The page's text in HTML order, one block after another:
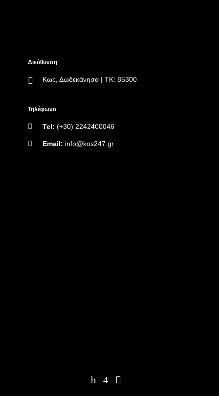
Διεύθυνση
Κως, Δωδεκάνησα | ΤΚ: 85300
Τηλέφωνα
Tel: (+30) 2242400046
Email: info@kos247.gr